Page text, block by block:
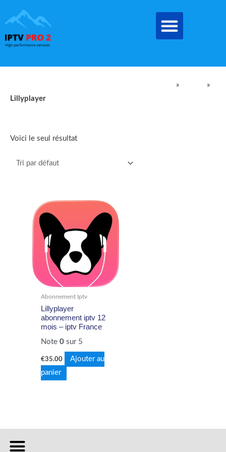
au
contenu
»
»
Lillyplayer
Voici le seul résultat
Abonnement Iptv
Lillyplayer
abonnement iptv 12
mois – iptv France
Note0 sur 5
€35.00
Ajouter au
panier